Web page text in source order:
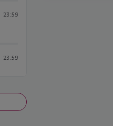
23:59
23:59